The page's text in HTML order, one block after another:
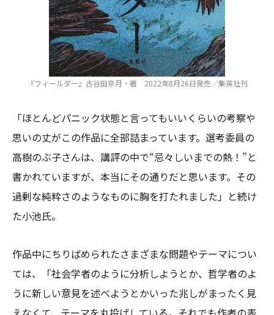
『フィールダー』古谷田奈月・著 2022年8月26日発売／集英社刊
「ほとんどパニック状態と言ってもいいくらいの考察や
思いの丈がこの作品に全部詰まっています。選考委員の
高樹のぶ子さんは、講評の中で“忌々しいまでの熱！”と
書かれていますが、本当にその通りだと思います。その
過剰な純粋さのようなものに胸を打たれました」と続け
た小池氏。
作品中にちりばめられたさまざまな問題やテーマについ
ては、「社会学者のように分析しようとか、哲学者のよ
うに新しい意見を述べようとかいった兆しがまったく見